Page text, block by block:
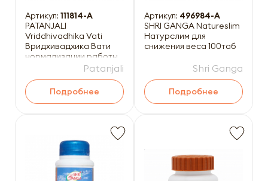
Артикул: 111814-A
PATANJALI
Vriddhivadhika Vati
Вридхивадхика Вати
нормализации работы
лимфатическойPatanjali
Подробнее
Артикул: 496984-A
SHRI GANGA Natureslim
Натурслим для
снижения веса 100таб
Shri Ganga
Подробнее